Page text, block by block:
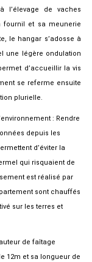
l’élevage de vaches
fournil et sa meunerie
le hangar s’adosse à
une légère ondulation
d’accueillir la vis
se referme ensuite
plurielle.
: Rendre
depuis les
d’éviter la
qui risquaient de
est réalisé par
sont chauffés
sur les terres et
de faîtage
12m et sa longueur de